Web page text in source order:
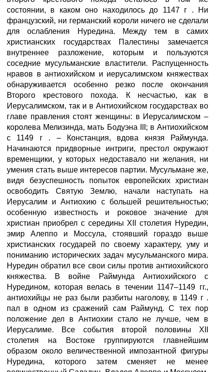
состоянии, в каком оно находилось до 1147 г . Ни
французский, ни германский короли ничего не сделали
для ослабления Нуредина. Между тем в самих
христианских государствах Палестины замечается
внутреннее разложение, которым и пользуются
соседние мусульманские властители. Распущенность
нравов в антиохийском и иерусалимском княжествах
обнаруживается особенно резко после окончания
Второго крестового похода. К несчастью, как в
Иерусалимском, так и в Антиохийском государствах во
главе правления стоят женщины: в Иерусалимском –
королева Мелизинда, мать Бодуэна III; в Антиохийском
с 1149 г . – Констанция, вдова князя Раймунда.
Начинаются придворные интриги, престол окружают
временщики, у которых недоставало ни желания, ни
умения стать выше интересов партии. Мусульмане же,
видя безуспешность попыток европейских христиан
освободить Святую Землю, начали наступать на
Иерусалим и Антиохию с большей решительностью;
особенную известность и роковое значение для
христиан приобрел с середины XII столетия Нуредин,
эмир Алеппо и Моссула, стоявший гораздо выше
христианских государей по своему характеру, уму и
пониманию исторических задач мусульманского мира.
Нуредин обратил все свои силы против антиохийского
княжества. В войне Раймунда Антиохийского с
Нуредином, которая велась в течении 1147–1149 гг.,
антиохийцы не раз были разбиты наголову, в 1149 г .
пал в одном из сражений сам Раймунд. С тех пор
положение дел в Антиохии стало не лучше, чем в
Иерусалиме. Все события второй половины XII
столетия на Востоке группируются главнейшим
образом около величественной импозантной фигуры
Нуредина, которого затем сменяет не менее